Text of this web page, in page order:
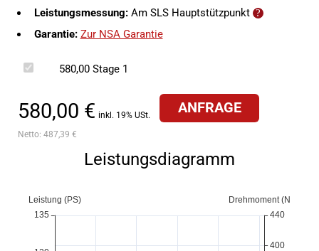
Leistungsmessung:Am SLS Hauptstützpunkt
Garantie: Zur NSA Garantie
580,00Stage 1
580,00 € inkl. 19% USt.
Netto: 487,39 €
ANFRAGE
Leistungsdiagramm